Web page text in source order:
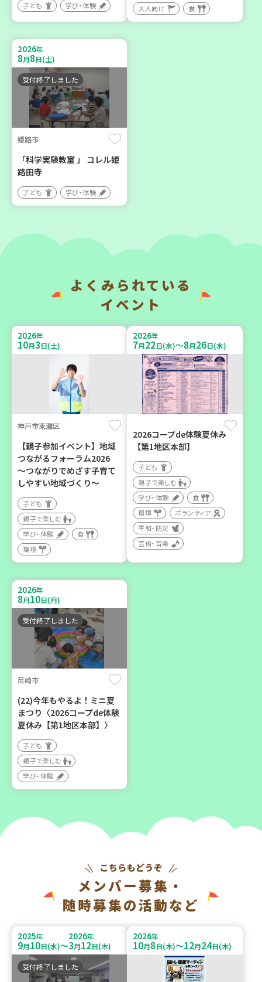
神戸市兵庫区
BOSAI(ぼうさい)教室～か
ぞくで楽しくまなぼうさい
～
学び・体験
平和・防災
神戸市東灘区
2026年
【第3地区本部】地域のつど
カフェ・つどい場
【第3地区本部】住み慣れた
（会場：兵庫）
ボランティア
2026年
9 6
西宮市
野菜を食べよう！ベジ活キ
ャンペーン【第２地区】
親子で楽しむ
学び・体験
2026年
10月6日(火)
西牟婁郡上富田町岩田
「フードプラン上富田みか
ん」バスで行く 産地見学＆
生産者交流会
学び・体験 食
2026年
豊岡市
大人の発達障がいを学び、
親子で心を軽くしません
か？
大人向け
子ども 学び・体験 大人向け 食
2026年
8月8日(土)
受付終了しました
姫路市
「科学実験教室 」 コレル姫
路田寺
子ども 学び・体験
よくみられている
イベント
2026年
10月3日(土)
神戸市東灘区
【親子参加イベント】地域
つながるフォーラム2026
～つながりでめざす子育て
しやすい地域づくり～
子ども
親子で楽しむ
学び・体験
食
環境
2026年
7月22日(水)～8月26日(水)
2026コープde体験夏休み
【第1地区本部】
子ども
親子で楽しむ
学び・体験
食
環境
ボランティア
平和・防災
芸術・音楽
2026年
8月10日(月)
受付終了しました
尼崎市
(22)今年もやるよ！ミニ夏
まつり〈2026コープde体験
夏休み【第1地区本部】〉
子ども
親子で楽しむ
学び・体験
メンバー募集・
随時募集の活動など
2025年
9月10日(水)～
2026年
3月12日(木)
受付終了しました
2026年
10月8日(木)～12月24日(木)